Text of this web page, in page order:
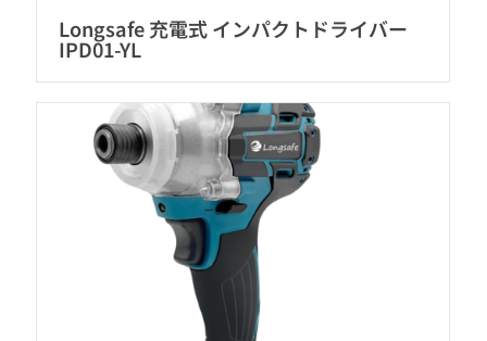
Longsafe 充電式 インパクトドライバー
IPD01-YL